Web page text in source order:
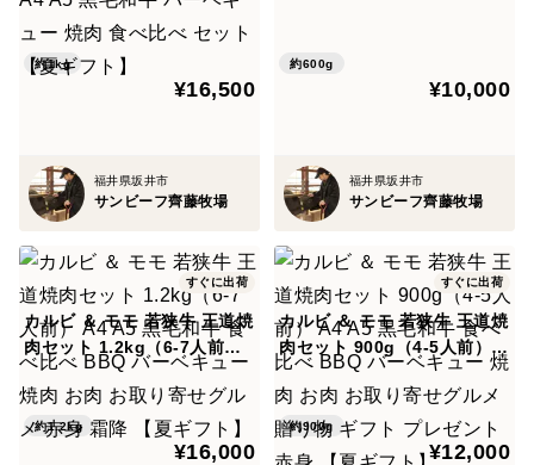
入り 1kg （4-5人前） A4 A5
黒毛和牛 バーベキュー 焼肉
食べ比べ セット 【夏ギフ
約1kg
¥16,500
福井県坂井市
サンビーフ齊藤牧場
肉 食べ比べ セット 【夏ギフ
約600g
¥10,000
福井県坂井市
サンビーフ齊藤牧場
すぐに出荷
カルビ ＆ モモ 若狭牛 王道焼
肉セット 1.2kg（6-7人前）
A4 A5 黒毛和牛 食べ比べ BB
Q バーベキュー 焼肉 お肉 お
取り寄せグルメ 赤身 霜降
約1.2kg
¥16,000
すぐに出荷
カルビ ＆ モモ 若狭牛 王道焼
肉セット 900g（4-5人前） A
4 A5 黒毛和牛 食べ比べ BBQ
バーベキュー 焼肉 お肉 お取
り寄せグルメ 贈り物 ギフト
プレゼント 赤身 【夏ギフ
約900g
¥12,000